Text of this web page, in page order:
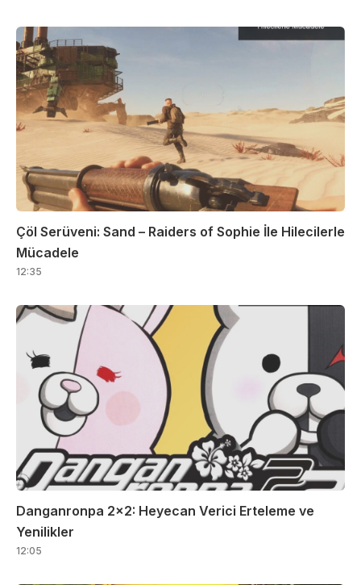
Çöl Serüveni: Sand – Raiders of Sophie İle Hilecilerle
Mücadele
12:35
Danganronpa 2×2: Heyecan Verici Erteleme ve
Yenilikler
12:05